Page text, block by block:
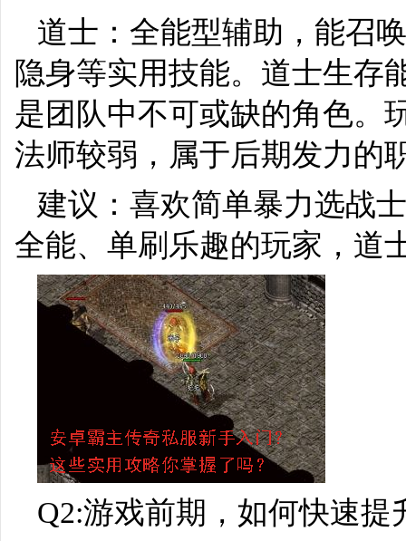
道士：全能型辅助，能召
隐身等实用技能。道士生存
是团队中不可或缺的角色。
法师较弱，属于后期发力的
建议：喜欢简单暴力选战
全能、单刷乐趣的玩家，道
Q2:游戏前期，如何快速